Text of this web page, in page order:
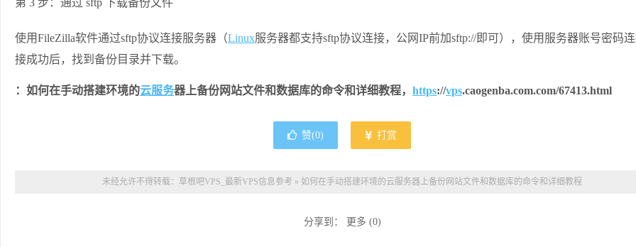
第 3 步：通过 sftp 下载备份文件
使用FileZilla软件通过sftp协议连接服务器（Linux服务器都支持sftp协议连接，公网IP前加sftp://即可），使用服务器账号密码
接成功后，找到备份目录并下载。
：如何在手动搭建环境的云服务器上备份网站文件和数据库的命令和详细教程， https://vps.caogenba.com.com/67413.html
赞(0) 打赏
未经允许不得转载： 草根吧VPS_最新VPS信息参考 » 如何在手动搭建环境的云服务器上备份网站文件和数据库的命令和详细教程
分享到： 更多 (0)